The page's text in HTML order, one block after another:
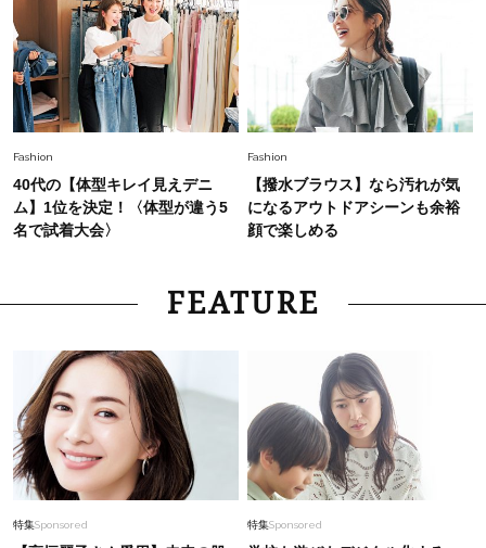
Fashion
40代の【体型キレイ見えデニ
ム】1位を決定！〈体型が違う5
名で試着大会〉
Fashion
【撥水ブラウス】なら汚れが気
になるアウトドアシーンも余裕
顔で楽しめる
FEATURE
特集Sponsored 特集Sponsored